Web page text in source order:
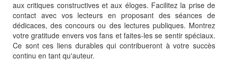
aux critiques constructives et aux éloges. Facilitez la prise de
contact avec vos lecteurs en proposant des séances de
dédicaces, des concours ou des lectures publiques. Montrez
votre gratitude envers vos fans et faites-les se sentir spéciaux.
Ce sont ces liens durables qui contribueront à votre succès
continu en tant qu'auteur.